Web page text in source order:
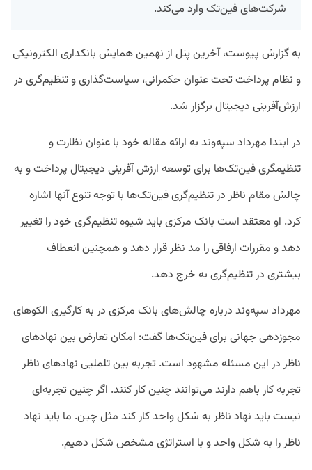
شرکت‌های فین‌تک وارد می‌کند.
به گزارش پیوست، آخرین پنل از نهمین همایش بانکداری الکترونیکی
و نظام پرداخت تحت عنوان حکمرانی، سیاست‌گذاری و تنظیم‌گری در
ارزش‌آفرینی دیجیتال برگزار شد.
در ابتدا مهرداد سپه‌وند به ارائه مقاله خود با عنوان نظارت و
تنظیمگری فین‌تک‌ها برای توسعه ارزش آفرینی دیجیتال پرداخت و به
چالش مقام ناظر در تنظیم‌گری فین‌تک‌ها با توجه تنوع آنها اشاره
کرد. او معتقد است بانک مرکزی باید شیوه تنظیم‌گری خود را تغییر
دهد و مقررات ارفاقی را مد نظر قرار دهد و همچنین انعطاف
بیشتری در تنظیم‌گری به خرج دهد.
مهرداد سپه‌وند درباره چالش‌های بانک مرکزی در به کارگیری الکوهای
مجوزدهی جهانی برای فین‌تک‌ها گفت: امکان تعارض بین نهادهای
ناظر در این مسئله مشهود است. تجربه بین تلملیی نهادهای ناظر
تجربه کار باهم دارند می‌توانند چنین کار کنند. اگر چنین تجربه‌ای
نیست باید نهاد ناظر به شکل واحد کار کند مثل چین. ما باید نهاد
ناظر را به شکل واحد و با استراتژی مشخص شکل دهیم.